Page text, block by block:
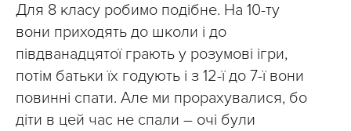
Для 8 класу робимо подібне. На 10-ту
вони приходять до школи і до
півдванадцятої грають у розумові ігри,
потім батьки їх годують і з 12-ї до 7-ї вони
повинні спати. Але ми прорахувалися, бо
діти в цей час не спали – очі були